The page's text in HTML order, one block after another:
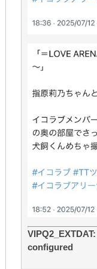
configured